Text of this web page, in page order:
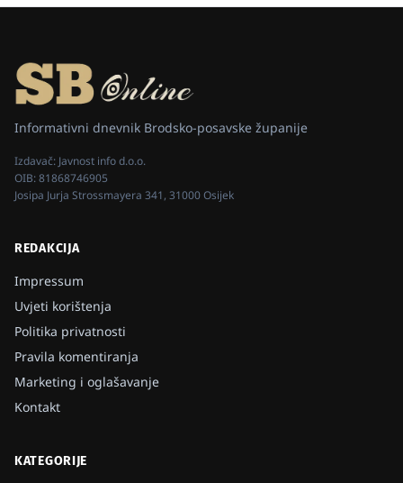
Informativni dnevnik Brodsko-posavske županije
Izdavač: Javnost info d.o.o.
OIB:81868746905
Josipa Jurja Strossmayera 341, 31000 Osijek
REDAKCIJA
Impressum
Uvjeti korištenja
Politika privatnosti
Pravila komentiranja
Marketing i oglašavanje
Kontakt
KATEGORIJE